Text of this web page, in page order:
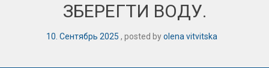
ЗБЕРЕГТИ ВОДУ.
10 Сентябрь 2025 posted byolena vitvitska